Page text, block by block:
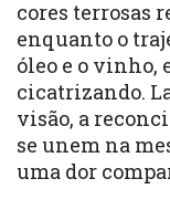
cores terrosas
enquanto o
óleo e o vinho,
cicatrizando.
visão, a
se unem na
uma dor